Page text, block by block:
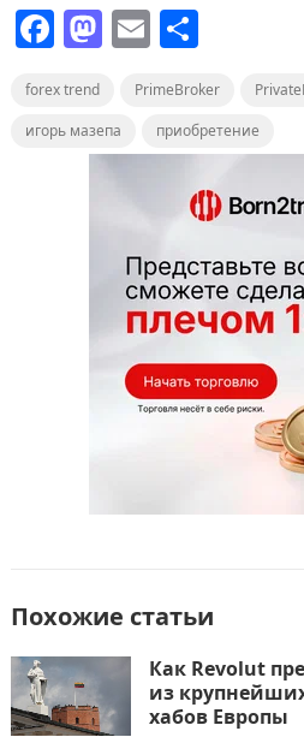
F
a
c
e
M
a
o
d
E
m
ai
l
О
п
р
а
в
и
т
ь
forex trend PrimeBroker
игорь мазепа
приобретение
Похожие статьи
Как Revolut
из
хабов Европы